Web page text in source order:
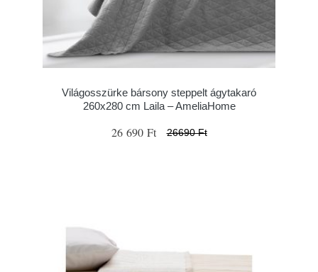
Világosszürke bársony steppelt ágytakaró
260x280 cm Laila – AmeliaHome
26 690 Ft 26690 Ft